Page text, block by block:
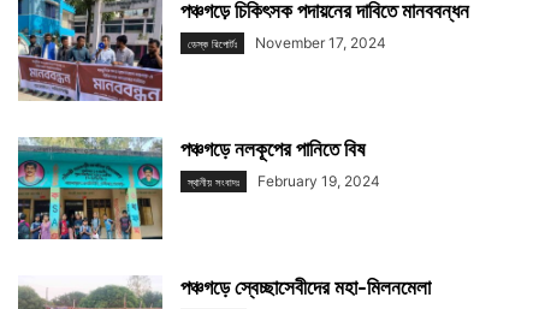
পঞ্চগড়ে চিকিৎসক পদায়নের দাবিতে মানববন্ধন
ডেস্ক রিপোর্টঃ November 17, 2024
পঞ্চগড়ে নলকূপের পানিতে বিষ
স্থানীয় সংবাদঃ February 19, 2024
পঞ্চগড়ে স্বেচ্ছাসেবীদের মহা-মিলনমেলা